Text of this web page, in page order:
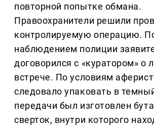
повторной попытке обмана.
Правоохранители решили
контролируемую операцию.
наблюдением полиции
договорился с «куратором» о
встрече. По условиям
следовало упаковать в
передачи был изготовлен
сверток, внутри которого